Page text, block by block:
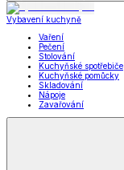
Vybavení kuchyně
Vaření
Pečení
Stolování
Kuchyňské spotřebiče
Kuchyňské pomůcky
Skladování
Nápoje
Zavařování